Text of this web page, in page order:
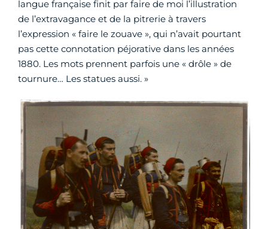
langue française finit par faire de moi l’illustration
de l’extravagance et de la pitrerie à travers
l’expression « faire le zouave », qui n’avait pourtant
pas cette connotation péjorative dans les années
1880. Les mots prennent parfois une « drôle » de
tournure… Les statues aussi. »